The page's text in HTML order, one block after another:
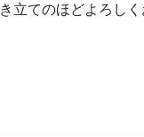
立てのほどよろしく